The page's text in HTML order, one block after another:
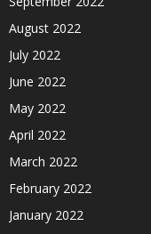
August 2022
July 2022
June 2022
May 2022
April 2022
March 2022
February 2022
January 2022